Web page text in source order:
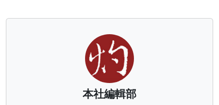
本社編輯部